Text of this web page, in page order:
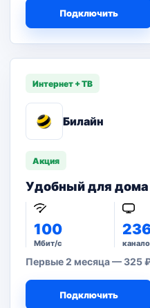
Подключить
Интернет + ТВ
Билайн
Акция
Удобный для дома
100
Мбит/с
Первые 2 месяца — 325
Подключить